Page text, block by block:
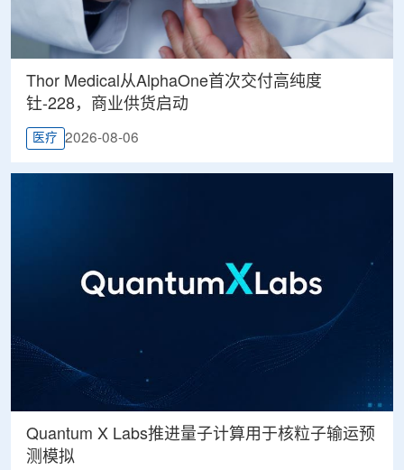
Thor Medical从AlphaOne首次交付高纯度
钍-228，商业供货启动
医疗 2026-08-06
Quantum X Labs推进量子计算用于核粒子输运预
测模拟